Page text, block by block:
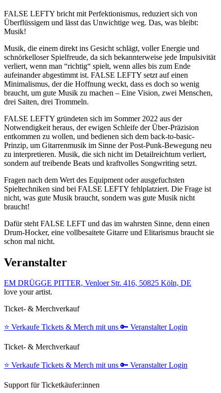
FALSE LEFTY bricht mit Perfektionismus, reduziert sich von
Überflüssigem und lässt das Unwichtige weg. Das, was bleibt:
Musik!
Musik, die einem direkt ins Gesicht schlägt, voller Energie und
schnörkelloser Spielfreude, da sich bekannterweise jede Impulsivität
verliert, wenn man “richtig“ spielt, wenn alles bis zum Ende
aufeinander abgestimmt ist. FALSE LEFTY setzt auf einen
Minimalismus, der die Hoffnung weckt, dass es doch so wenig
braucht, um gute Musik zu machen – Eine Vision, zwei Menschen,
drei Saiten, drei Trommeln.
FALSE LEFTY gründeten sich im Sommer 2022 aus der
Notwendigkeit heraus, der ewigen Schleife der Über-Präzision
entkommen zu wollen, und bedienen sich dem back-to-basic-
Prinzip, um Gitarrenmusik im Sinne der Post-Punk-Bewegung neu
zu interpretieren. Musik, die sich nicht im Detailreichtum verliert,
sondern auf treibende Beats und kraftvolles Songwriting setzt.
Fragen nach dem Wert des Equipment oder ausgefuchsten
Spieltechniken sind bei FALSE LEFTY fehlplatziert. Die Frage ist
nicht, was gute Musik braucht, sondern was gute Musik nicht
braucht!
Dafür steht FALSE LEFT und das im wahrsten Sinne, denn einen
Drum-Hocker, eine vollbesaitete Gitarre und Elitarismus braucht sie
schon mal nicht.
Veranstalter
EM DRÜGGE PITTER, Venloer Str. 416, 50825 Köln, DE
love your artist.
Ticket- & Merchverkauf
⭐️ Verkaufe Tickets & Merch mit uns 🔑 Veranstalter Login
Ticket- & Merchverkauf
⭐️ Verkaufe Tickets & Merch mit uns 🔑 Veranstalter Login
Support für Ticketkäufer:innen